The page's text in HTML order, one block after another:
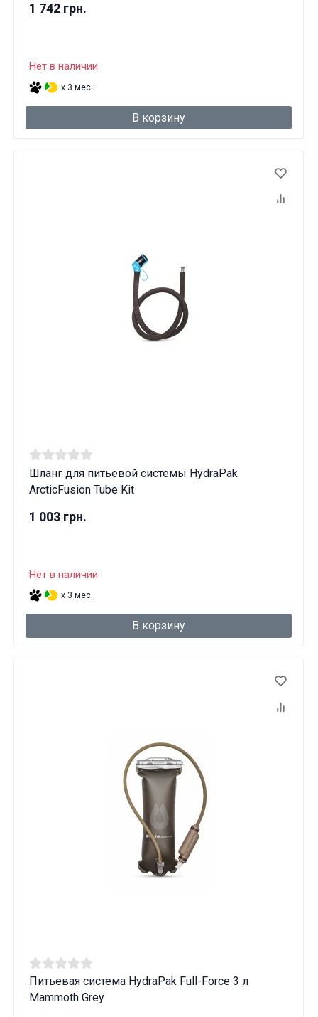
1 742 грн.
Нет в наличии
x 3 мес.
В корзину
Шланг для питьевой системы HydraPak
ArcticFusion Tube Kit
1 003 грн.
Нет в наличии
x 3 мес.
В корзину
Питьевая система HydraPak Full-Force 3 л
Mammoth Grey
Вам исполнилось 18 лет?